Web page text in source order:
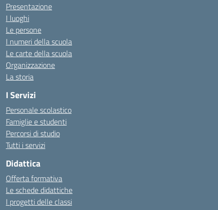
Presentazione
I luoghi
Le persone
I numeri della scuola
Le carte della scuola
Organizzazione
La storia
I Servizi
Personale scolastico
Famiglie e studenti
Percorsi di studio
Tutti i servizi
Didattica
Offerta formativa
Le schede didattiche
I progetti delle classi